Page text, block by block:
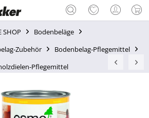
SHOP
Bodenbeläge
Zubehör
Bodenbelag-Pflegemittel
Pflegemittel